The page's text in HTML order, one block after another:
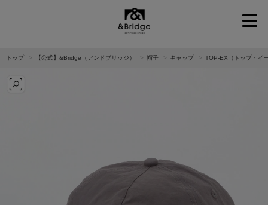
トップ 【公式】&Bridge（アンドブリッジ） 帽子 キャップ TOP-EX（トップ・イ